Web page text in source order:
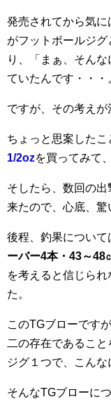
発売されてから気
がフットボールジ
り、「まぁ、そん
ていたんです・・・
ですが、その考えが
ちょっと思案した
1/2ozを買ってみて
そしたら、数回の
来たので、心底、驚
後程、釣果について
ーバー4本・43～48
を考えると信じら
た。
このTGブローです
二の存在であるこ
ジグ１つで、こん
そんなTGブローに